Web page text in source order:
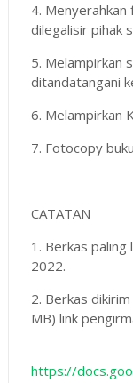
4.
dilegalisir pihak
5. Melampirkan
ditandatangani
6. Melampirkan
7. Fotocopy
CATATAN
1. Berkas
2022.
2. Berkas
MB) link
https://